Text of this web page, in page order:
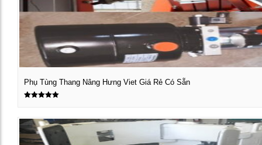
Phụ Tùng Thang Nâng Hưng Viet Giá Rẻ Có Sẵn
5 sao